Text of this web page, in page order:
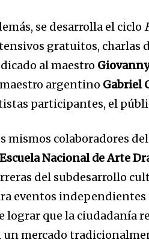
se desarrolla el ciclo
gratuitos, charlas
al maestro
argentino Gabriel
participantes, el
mismos colaboradores
Escuela Nacional de Arte
del subdesarrollo
eventos
lograr que la ciudadanía
un mercado